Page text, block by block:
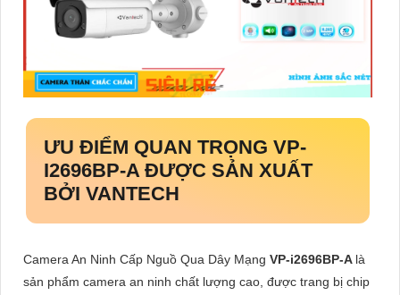
ƯU ĐIỂM QUAN TRỌNG VP-
I2696BP-A ĐƯỢC SẢN XUẤT
BỞI VANTECH
Camera An Ninh Cấp Nguồ Qua Dây Mạng VP-i2696BP-A là
sản phẩm camera an ninh chất lượng cao, được trang bị chip